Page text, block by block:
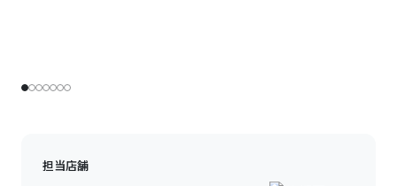
担当店舗